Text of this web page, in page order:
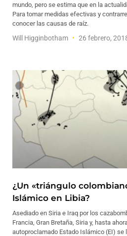
mundo, pero se estima que en la
Para tomar medidas efectivas y
conocer las causas de raíz.
Will Higginbotham 26 febrero,
¿Un «triángulo
Islámico en Libia?
Asediado en Siria e Iraq por los
Francia, Gran Bretaña, Siria y, hasta
autoproclamado Estado Islámico (EI) se